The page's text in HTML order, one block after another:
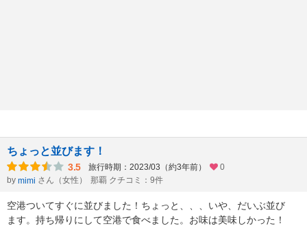
ちょっと並びます！
3.5 旅行時期：2023/03（約3年前）
0
by mimi さん（女性） 那覇 クチコミ：9件
空港ついてすぐに並びました！ちょっと、、、いや、だいぶ並び
ます。持ち帰りにして空港で食べました。お味は美味しかった！